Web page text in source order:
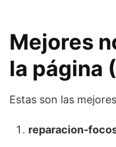
Mejores
la página
Estas son las
reparacion-